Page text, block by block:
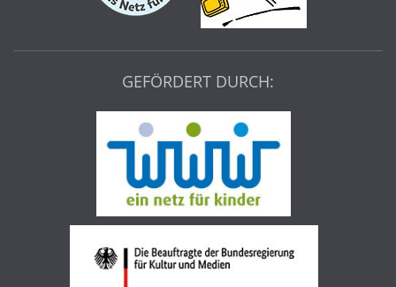
GEFÖRDERT DURCH: